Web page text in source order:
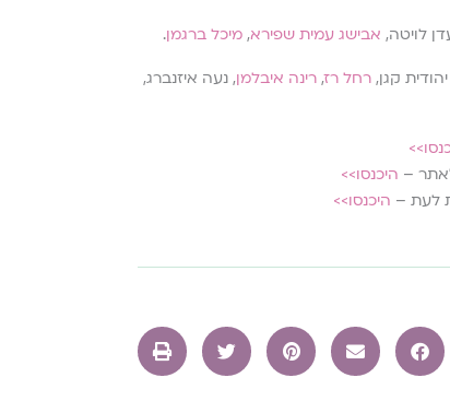
לויטה, אבישג עמית שפירא, מיכל ברגמן.
קגן, רחל רז, רינה איבלמן, נעה איזנברג,
– היכנסו>>
לעת – היכנסו>>